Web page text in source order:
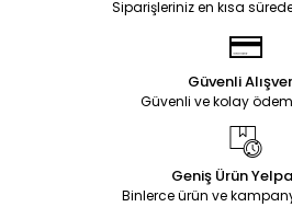
Siparişleriniz en kısa
Güvenli
Güvenli ve kolay
Geniş Ürün
Binlerce ürün ve